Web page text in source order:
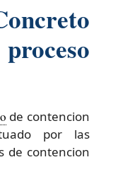
de contencion
por las
de contencion